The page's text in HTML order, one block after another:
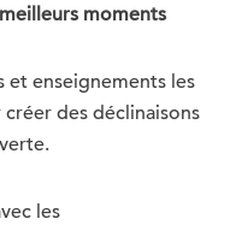
moments
et enseignements les
des déclinaisons
les